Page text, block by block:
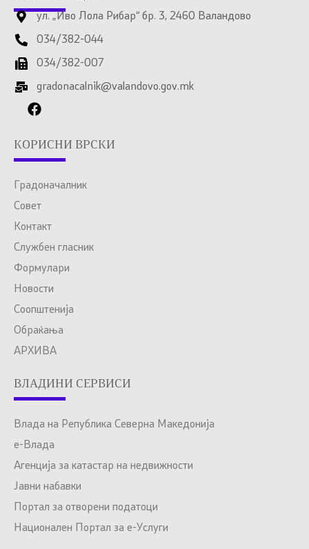
ул. „Иво Лола Рибар“ бр. 3, 2460 Валандово
034/382-044
034/382-007
gradonacalnik@valandovo.gov.mk
КОРИСНИ ВРСКИ
Градоначалник
Совет
Контакт
Службен гласник
Формулари
Новости
Соопштенија
Обраќања
АРХИВА
ВЛАДИНИ СЕРВИСИ
Влада на Република Северна Македонија
е-Влада
Агенција за катастар на недвижности
Јавни набавки
Портал за отворени податоци
Национален Портал за е-Услуги